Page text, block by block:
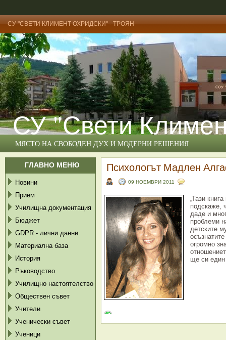
СУ "СВЕТИ КЛИМЕНТ ОХРИДСКИ" - ТРОЯН
СУ "Свети
МЯСТО НА СВОБОДЕН ДУХ И МОДЕРНИ РЕШЕНИЯ
ГЛАВНО МЕНЮ
Новини
Прием
Училищна документация
Бюджет
GDPR - лични данни
Материална база
История
Ръководство
Училищно настоятелство
Обществен съвет
Учители
Ученически съвет
Ученици
Психологът Мадлен
09 НОЕМВРИ 2011
„Тази
подскаже,
даде и
проблеми
детските
огромно
ще си един